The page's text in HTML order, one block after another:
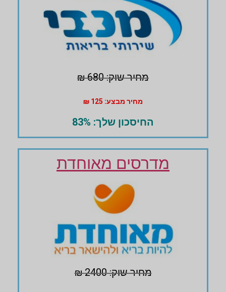
מחיר שוק: 680 ₪
מחיר מבצע: 125 ₪
החיסכון שלך: 83%
מדרסים מאוחדת
מחיר שוק: 2400 ₪